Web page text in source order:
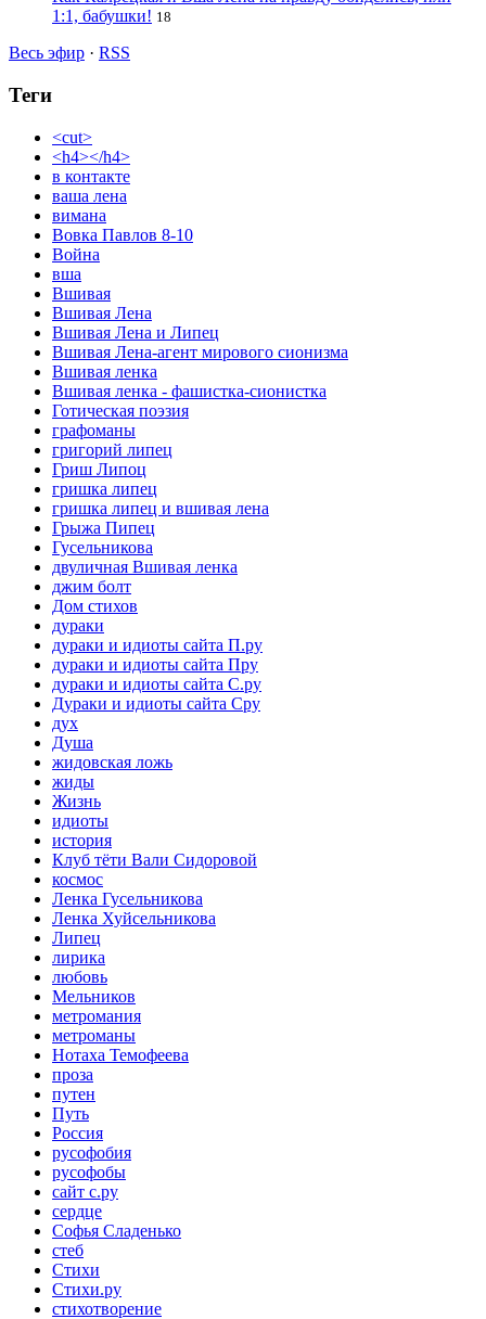
1:1, бабушки! 18
Весь эфир · RSS
Теги
<cut>
<h4></h4>
в контакте
ваша лена
вимана
Вовка Павлов 8-10
Война
вша
Вшивая
Вшивая Лена
Вшивая Лена и Липец
Вшивая Лена-агент мирового сионизма
Вшивая ленка
Вшивая ленка - фашистка-сионистка
Готическая поэзия
графоманы
григорий липец
Гриш Липоц
гришка липец
гришка липец и вшивая лена
Грыжа Пипец
Гусельникова
двуличная Вшивая ленка
джим болт
Дом стихов
дураки
дураки и идиоты сайта П.ру
дураки и идиоты сайта Пру
дураки и идиоты сайта С.ру
Дураки и идиоты сайта Сру
дух
Душа
жидовская ложь
жиды
Жизнь
идиоты
история
Клуб тёти Вали Сидоровой
космос
Ленка Гусельникова
Ленка Хуйсельникова
Липец
лирика
любовь
Мельников
метромания
метроманы
Нотаха Темофеева
проза
путен
Путь
Россия
русофобия
русофобы
сайт с.ру
сердце
Софья Сладенько
стеб
Стихи
Стихи.ру
стихотворение